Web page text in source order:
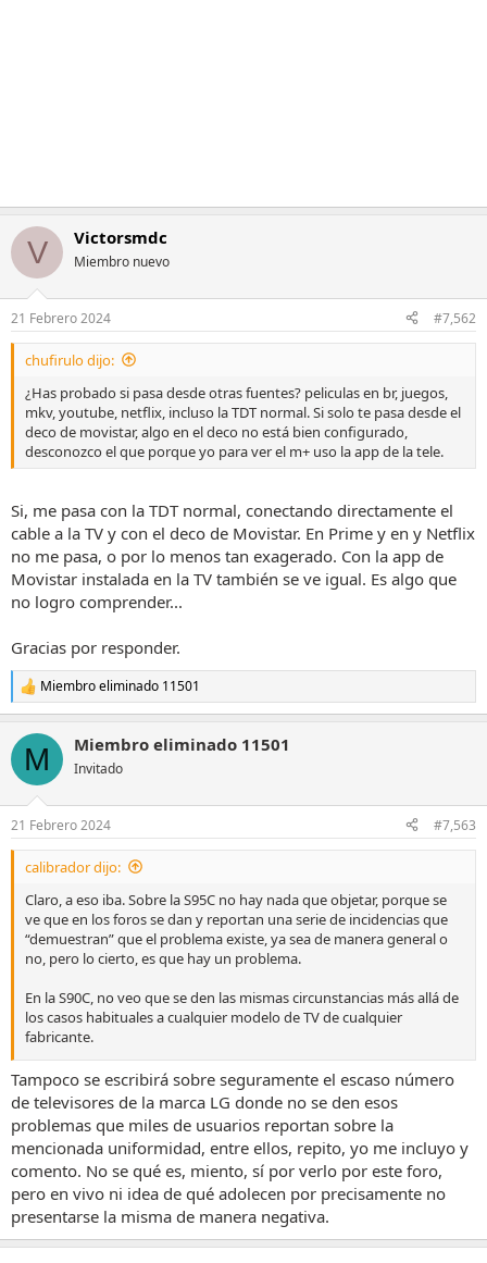
V Victorsmdc
Miembro nuevo
21 Febrero 2024 #7,562
chufirulo dijo:
¿Has probado si pasa desde otras fuentes? peliculas en br, juegos,
mkv, youtube, netflix, incluso la TDT normal. Si solo te pasa desde el
deco de movistar, algo en el deco no está bien configurado,
desconozco el que porque yo para ver el m+ uso la app de la tele.
Si, me pasa con la TDT normal, conectando directamente el
cable a la TV y con el deco de Movistar. En Prime y en y Netflix
no me pasa, o por lo menos tan exagerado. Con la app de
Movistar instalada en la TV también se ve igual. Es algo que
no logro comprender...
Gracias por responder.
R
e
c
i
e
s
Miembro eliminado 11501
M Miembro eliminado 11501
Invitado
21 Febrero 2024 #7,563
calibrador dijo:
Claro, a eso iba. Sobre la S95C no hay nada que objetar, porque se
ve que en los foros se dan y reportan una serie de incidencias que
“demuestran” que el problema existe, ya sea de manera general o
no, pero lo cierto, es que hay un problema.
En la S90C, no veo que se den las mismas circunstancias más allá de
los casos habituales a cualquier modelo de TV de cualquier
fabricante.
Es como lo que dije sobre los problemas de uniformidad, banding y
tintes, en las oled LG, tenemos reportes e incidencias a espuertas y
un hilo de más de 1000 páginas que demuestran sin el menor
género de dudas que los problemas de uniformidad sobre esas
teles existen.
Yo lo valoro así. Se han de dar una serie de condiciones para poder
llegar a la conclusión de unos paneles o modelo de TV tienen un
problema en todas o cierto número de unidades lo suficientemente
importante como para llegar a este preocupante
Tampoco se escribirá sobre seguramente el escaso número
de televisores de la marca LG donde no se den esos
problemas que miles de usuarios reportan sobre la
mencionada uniformidad, entre ellos, repito, yo me incluyo y
comento. No se qué es, miento, sí por verlo por este foro,
pero en vivo ni idea de qué adolecen por precisamente no
presentarse la misma de manera negativa.